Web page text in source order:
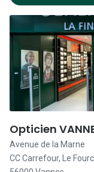
Opticien
Avenue de la Marne
CC Carrefour, Le